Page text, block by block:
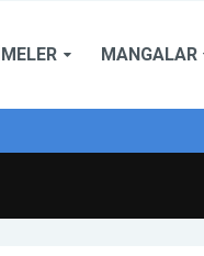
MANGALAR